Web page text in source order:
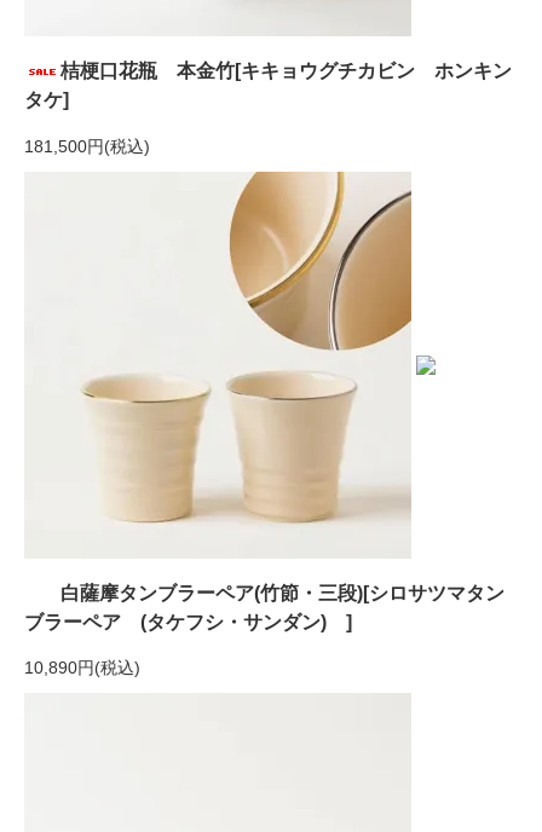
桔梗口花瓶 本金竹[キキョウグチカビン ホンキン
タケ]
181,500円(税込)
白薩摩タンブラーペア(竹節・三段)[シロサツマタン
ブラーペア (タケフシ・サンダン) ]
10,890円(税込)